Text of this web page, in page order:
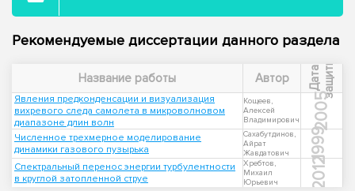
Рекомендуемые диссертации данного раздела
Название работы Автор Д
а
т
а
з
а
щ
и
т ы
Явления предконденсации и визуализация
вихревого следа самолета в микроволновом
диапазоне длин волн
Кощеев,
Алексей
Владимирович
2005
Численное трехмерное моделирование
динамики газового пузырька
Сахабутдинов,
Айрат
Жавдатович
1999
Спектральный перенос энергии турбулентности
в круглой затопленной струе
Хребтов,
Михаил
Юрьевич
2012